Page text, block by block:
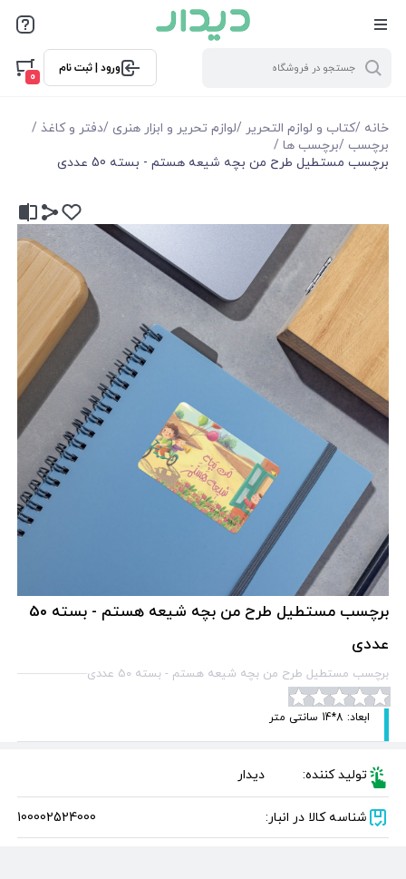
ورود | ثبت نام
0
خانه /کتاب و لوازم التحریر /لوازم تحریر و ابزار هنری /دفتر و کاغذ /
برچسب /برچسب ها /
برچسب مستطیل طرح من بچه شیعه هستم - بسته 50 عددی
برچسب مستطیل طرح من بچه شیعه هستم - بسته 50
عددی
برچسب مستطیل طرح من بچه شیعه هستم - بسته 50 عددی
ابعاد: 8*14 سانتی متر
تولید کننده: دیدار
شناسه کالا در انبار: 100002524000